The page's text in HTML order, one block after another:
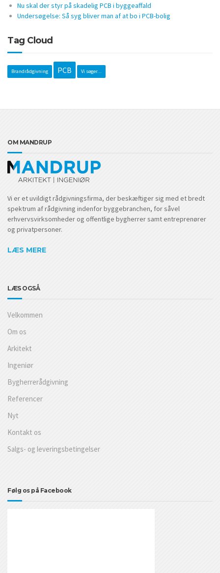
Nu skal der styr på skadelig PCB i byggeaffald
Undersøgelse: Så syg bliver man af at bo i PCB-bolig
Tag Cloud
Brandrådgivning PCB Vi søger...
OM MANDRUP
Vi er et uvildigt rådgivningsfirma, der beskæftiger sig med et bredt
spektrum af rådgivning indenfor byggebranchen, for såvel
erhvervsvirksomheder og offentlige bygherrer samt entreprenører
og privatpersoner.
LÆS MERE
LÆS OGSÅ
Velkommen
Om os
Arkitekt
Ingeniør
Bygherrerådgivning
Referencer
Nyt
Kontakt os
Salgs- og leveringsbetingelser
Følg os på Facebook